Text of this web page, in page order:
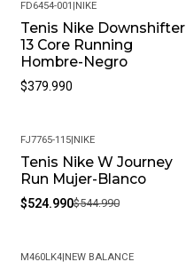
FD6454-001 |NIKE
Tenis Nike Downshifter
13 Core Running
Hombre-Negro
$379.990
-4%
FJ7765-115|NIKE
Tenis Nike W Journey
Run Mujer-Blanco
$524.990$544.990
M460LK4|NEW BALANCE